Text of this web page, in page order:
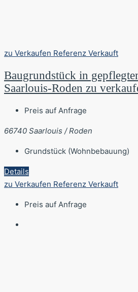
zu Verkaufen Referenz Verkauft
Baugrundstück in
Saarlouis-Roden zu
Preis auf Anfrage
66740 Saarlouis / Roden
Grundstück (Wohnbebauung)
Details
zu Verkaufen Referenz Verkauft
Preis auf Anfrage